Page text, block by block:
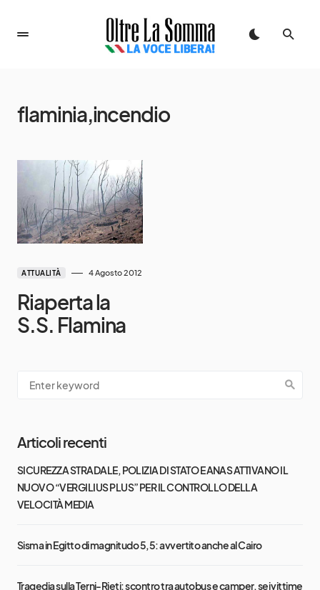
flaminia,incendio
ATTUALITÀ 4 Agosto 2012
Riaperta la
S.S. Flamina
Articoli recenti
SICUREZZA STRADALE, POLIZIA DI STATO E ANAS ATTIVANO IL
NUOVO “VERGILIUS PLUS” PER IL CONTROLLO DELLA
VELOCITÀ MEDIA
Sisma in Egitto di magnitudo 5,5: avvertito anche al Cairo
Tragedia sulla Terni-Rieti: scontro tra autobus e camper, sei vittime